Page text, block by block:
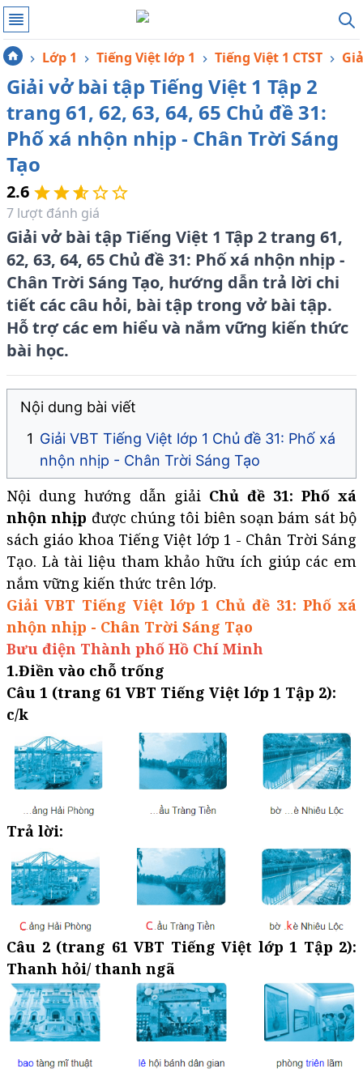
Lớp 1 Tiếng Việt lớp 1 Tiếng Việt 1 CTST
Giải vở bài tập Tiếng Việt 1 Tập 2
trang 61, 62, 63, 64, 65 Chủ đề 31:
Phố xá nhộn nhịp - Chân Trời Sáng
Tạo
Giải vở bài tập Tiếng Việt 1 Tập 2 trang 61,
62, 63, 64, 65 Chủ đề 31: Phố xá nhộn nhịp -
Chân Trời Sáng Tạo, hướng dẫn trả lời chi
tiết các câu hỏi, bài tập trong vở bài tập.
Hỗ trợ các em hiểu và nắm vững kiến thức
bài học.
2.6
7 lượt đánh giá
Nội dung bài viết
Giải VBT Tiếng Việt lớp 1 Chủ đề 31: Phố xá
nhộn nhịp - Chân Trời Sáng Tạo
Nội dung hướng dẫn giải Chủ đề 31: Phố xá
nhộn nhịp được chúng tôi biên soạn bám sát bộ
sách giáo khoa Tiếng Việt lớp 1 - Chân Trời Sáng
Tạo. Là tài liệu tham khảo hữu ích giúp các em
nắm vững kiến thức trên lớp.
Giải VBT Tiếng Việt lớp 1 Chủ đề 31: Phố xá
nhộn nhịp - Chân Trời Sáng Tạo
Bưu điện Thành phố Hồ Chí Minh
1.Điền vào chỗ trống
Câu 1 (trang 61 VBT Tiếng Việt lớp 1 Tập 2):
c/k
Trả lời:
Câu 2 (trang 61 VBT Tiếng Việt lớp 1 Tập 2):
Thanh hỏi/ thanh ngã